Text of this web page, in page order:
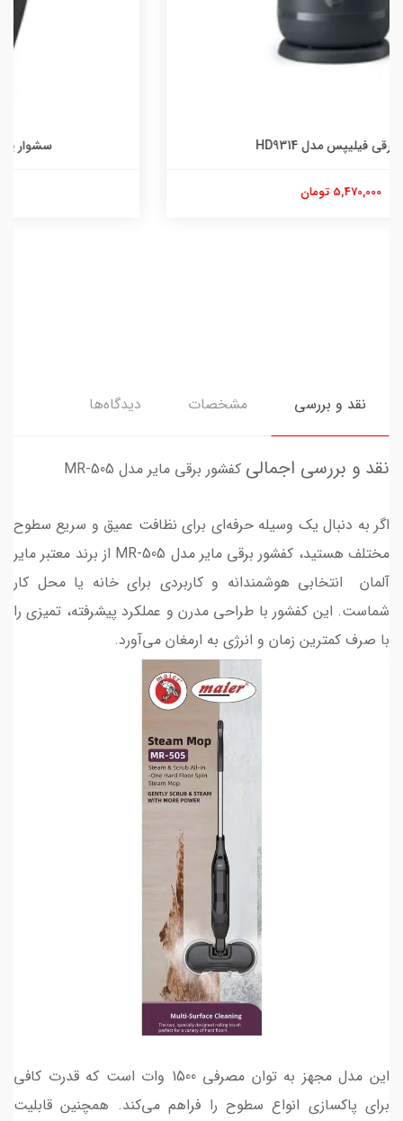
سشوار پاناسونیک مدل EH-NE85
نقد و بررسی مشخصات دیدگاه‌ها
نقد و بررسی اجمالی کفشور برقی مایر مدل MR-505
اگر به دنبال یک وسیله حرفه‌ای برای نظافت عمیق و سریع سطوح
مختلف هستید، کفشور برقی مایر مدل MR-505 از برند معتبر مایر
آلمان انتخابی هوشمندانه و کاربردی برای خانه یا محل کار
شماست. این کفشور با طراحی مدرن و عملکرد پیشرفته، تمیزی را
با صرف کمترین زمان و انرژی به ارمغان می‌آورد.
این مدل مجهز به توان مصرفی 1500 وات است که قدرت کافی
برای پاکسازی انواع سطوح را فراهم می‌کند. همچنین قابلیت